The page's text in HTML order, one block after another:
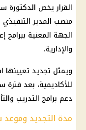
القرار يخص الدكتورة
منصب المدير
الجهة المعنية ببرامج
والإدارية.
ويمثل تجديد تعيينها
للأكاديمية، بعد
دعم برامج التدريب
مدة التجديد وموعد